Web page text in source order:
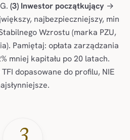
(3) Inwestor początkujący →
najbezpieczniejszy, min
Wzrostu (marka PZU,
Pamiętaj: opłata zarządzania
mniej kapitału po 20 latach.
dopasowane do profilu, NIE